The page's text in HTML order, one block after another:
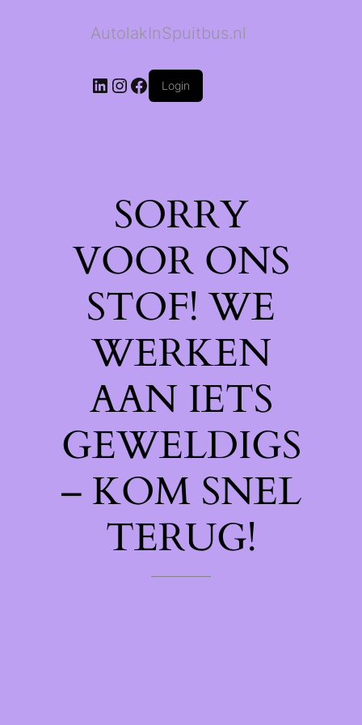
AutolakInSpuitbus.nl
LinkedIn
Instagram
Facebook
Login
SORRY
VOOR ONS
STOF! WE
WERKEN
AAN IETS
GEWELDIGS
– KOM SNEL
TERUG!